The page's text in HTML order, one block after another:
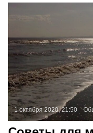
1 октября 2020, 21:50